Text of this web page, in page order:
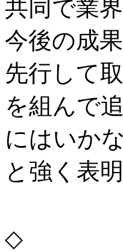
共同で業
今後の成
先行して
を組んで
にはいか
と強く表
◇